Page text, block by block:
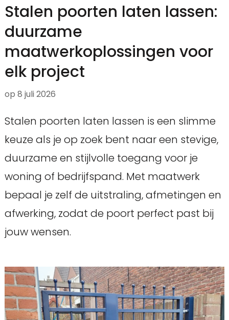
Stalen poorten laten lassen:
duurzame
maatwerkoplossingen voor
elk project
op 8 juli 2026
Stalen poorten laten lassen is een slimme
keuze als je op zoek bent naar een stevige,
duurzame en stijlvolle toegang voor je
woning of bedrijfspand. Met maatwerk
bepaal je zelf de uitstraling, afmetingen en
afwerking, zodat de poort perfect past bij
jouw wensen.